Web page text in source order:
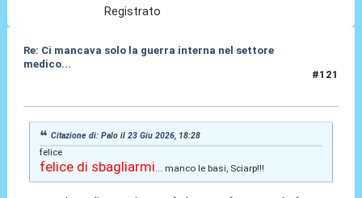
Registrato
Re: Ci mancava solo la guerra interna nel settore
medico...
#121
Citazione di: Palo il 23 Giu 2026, 18:28
felice
felice di sbagliarmi ... manco le basi, Sciarp!!!